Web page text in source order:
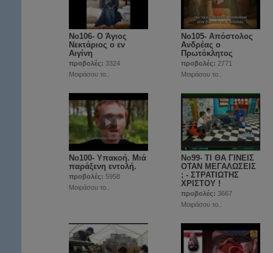
Νο106- Ο Άγιος
Νεκτάριος ο εν
Αιγίνη
προβολές: 3324
Μοιράσου το..
Νο105- Απόστολος
Ανδρέας ο
Πρωτόκλητος
προβολές: 2771
Μοιράσου το..
Νο100- Υπακοή. Μιά
παράξενη εντολή.
προβολές: 5958
Μοιράσου το..
Νο99- ΤΙ ΘΑ ΓΙΝΕΙΣ
ΟΤΑΝ ΜΕΓΑΛΩΣΕΙΣ
; - ΣΤΡΑΤΙΩΤΗΣ
ΧΡΙΣΤΟΥ !
προβολές: 3667
Μοιράσου το..